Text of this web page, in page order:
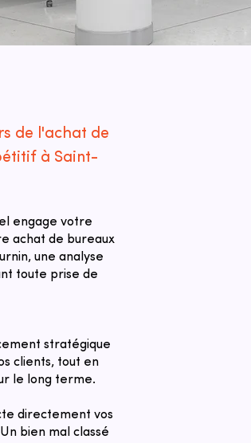
de l'achat de
à Saint-
engage votre
achat de bureaux
une analyse
toute prise de
stratégique
clients, tout en
le long terme.
directement vos
bien mal classé